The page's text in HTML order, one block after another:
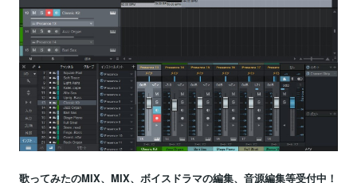
歌ってみたのMIX、MIX、ボイスドラマの編集、音源編集等受付中！